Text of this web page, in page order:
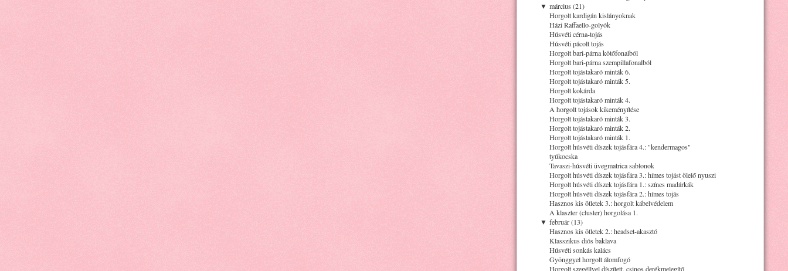
▼ március (21)
Horgolt kardigán kislányoknak
Házi Raffaello-golyók
Húsvéti cérna-tojás
Húsvéti pácolt tojás
Horgolt bari-párna kötőfonalból
Horgolt bari-párna szempillafonalból
Horgolt tojástakaró minták 6.
Horgolt tojástakaró minták 5.
Horgolt kokárda
Horgolt tojástakaró minták 4.
A horgolt tojások kikeményítése
Horgolt tojástakaró minták 3.
Horgolt tojástakaró minták 2.
Horgolt tojástakaró minták 1.
Horgolt húsvéti díszek tojásfára 4.: "kendermagos"
tyúkocska
Tavaszi-húsvéti üvegmatrica sablonok
Horgolt húsvéti díszek tojásfára 3.: hímes tojást ölelő nyuszi
Horgolt húsvéti díszek tojásfára 1.: színes madárkák
Horgolt húsvéti díszek tojásfára 2.: hímes tojás
Hasznos kis ötletek 3.: horgolt kábelvédelem
A klaszter (cluster) horgolása 1.
▼ február (13)
Hasznos kis ötletek 2.: headset-akasztó
Klasszikus diós baklava
Húsvéti sonkás kalács
Gyönggyel horgolt álomfogó
Horgolt szegéllyel díszített, csinos derékmelegítő